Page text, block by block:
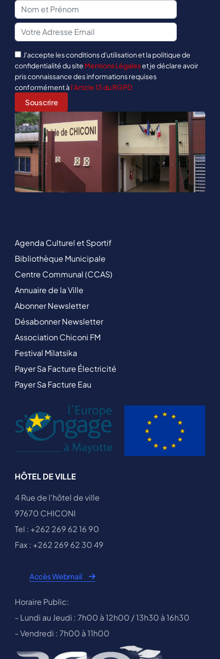
J'accepte les conditions d'utilisation et la politique de
confidentialité du site Mentions Légaleset je déclare avoir
pris connaissance des informations requises
conformément à l’Article 13 du RGPD
Agenda Culturel et Sportif
Bibliothèque Municipale
Centre Communal (CCAS)
Annuaire de la Ville
Abonner Newsletter
Désabonner Newsletter
Association Chiconi FM
Festival Milatsika
Payer Sa Facture Électricité
Payer Sa Facture Eau
HÔTEL DE VILLE
4 Rue de l'hôtel de ville
97670 CHICONI
Tel : +262 269 62 16 90
Fax : +262 269 62 30 49
Accès Webmail
Horaire Public:
- Lundi au Jeudi : 7h00 à 12h00 / 13h30 à 16h30
- Vendredi : 7h00 à 11h00